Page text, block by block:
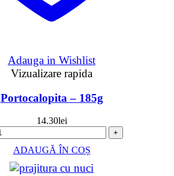
Adauga in Wishlist
Vizualizare rapida
Portocalopita – 185g
14.30lei
+
ADAUGĂ ÎN COȘ